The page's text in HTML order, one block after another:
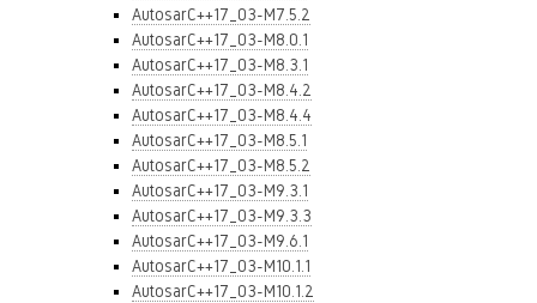
AutosarC++17_03-M7.5.2
AutosarC++17_03-M8.0.1
AutosarC++17_03-M8.3.1
AutosarC++17_03-M8.4.2
AutosarC++17_03-M8.4.4
AutosarC++17_03-M8.5.1
AutosarC++17_03-M8.5.2
AutosarC++17_03-M9.3.1
AutosarC++17_03-M9.3.3
AutosarC++17_03-M9.6.1
AutosarC++17_03-M10.1.1
AutosarC++17_03-M10.1.2